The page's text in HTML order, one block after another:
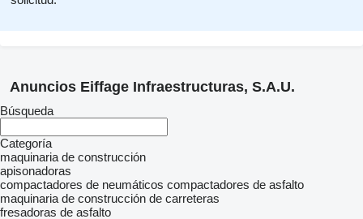
Anuncios Eiffage Infraestructuras, S.A.U.
Búsqueda
Categoría
maquinaria de construcción
apisonadoras
compactadores de neumáticos compactadores de asfalto
maquinaria de construcción de carreteras
fresadoras de asfalto